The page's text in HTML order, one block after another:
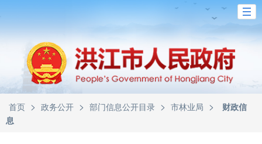
首页 > 政务公开 > 部门信息公开目录 > 市林业局 >
财政信
息